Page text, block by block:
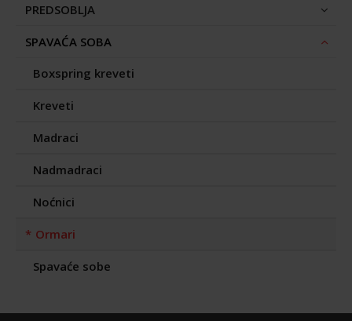
PREDSOBLJA
SPAVAĆA SOBA
Boxspring kreveti
Kreveti
Madraci
Nadmadraci
Noćnici
Ormari
Spavaće sobe